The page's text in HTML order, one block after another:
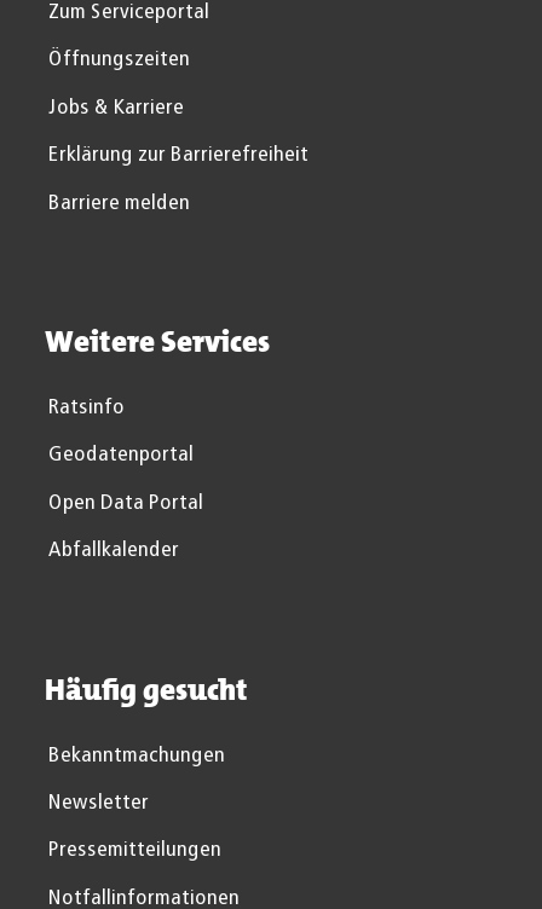
Zum Serviceportal
Öffnungszeiten
Jobs & Karriere
Erklärung zur Barrierefreiheit
Barriere melden
Weitere Services
Ratsinfo
Geodatenportal
Open Data Portal
Abfallkalender
Häufig gesucht
Bekanntmachungen
Newsletter
Pressemitteilungen
Notfallinformationen